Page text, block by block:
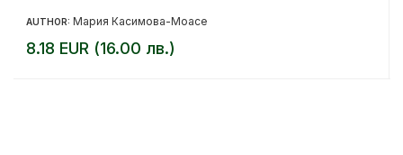
AUTHOR: Мария Касимова-Моасе
8.18 EUR (16.00 лв.)